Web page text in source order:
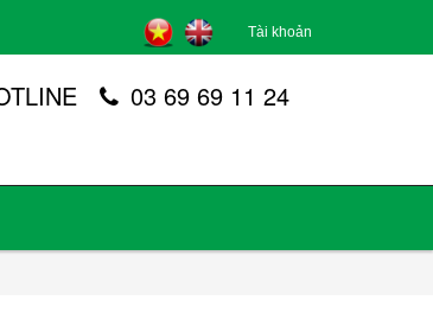
Tài khoản
03 69 69 11 24